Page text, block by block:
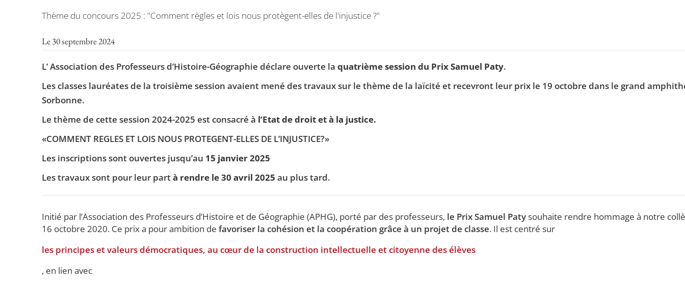
Thème du concours 2025 : "Comment règles et lois nous protègent-elles de l'injustice ?"
Le 30 septembre 2024
L’ Association des Professeurs d’Histoire-Géographie déclare ouverte la quatrième session du Prix Samuel Paty.
Les classes lauréates de la troisième session avaient mené des travaux sur le thème de la laïcité et recevront leur prix le 19 octobre dans le grand
Sorbonne.
Le thème de cette session 2024-2025 est consacré à l’Etat de droit et à la justice.
«COMMENT REGLES ET LOIS NOUS PROTEGENT-ELLES DE L’INJUSTICE?»
Les inscriptions sont ouvertes jusqu’au 15 janvier 2025
Les travaux sont pour leur partà rendre le 30 avril 2025 au plus tard.
Initié par l’Association des Professeurs d’Histoire et de Géographie (APHG), porté par des professeurs, le Prix Samuel Paty souhaite rendre hommage à notre
16 octobre 2020. Ce prix a pour ambition de favoriser la cohésion et la coopération grâce à un projet de classe. Il est centré sur
les principes et valeurs démocratiques, au cœur de la construction intellectuelle et citoyenne des élèves
, en lien avec